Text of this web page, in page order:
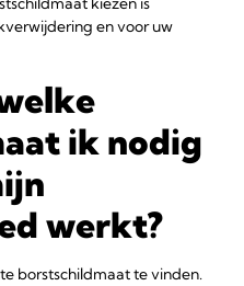
en voor uw
ik nodig
werkt?
borstschildmaat te vinden.